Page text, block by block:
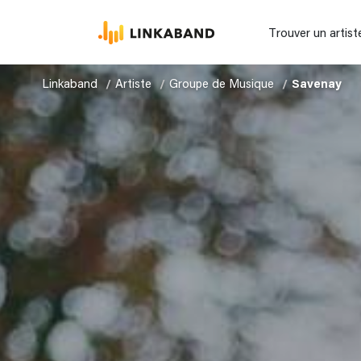
Trouver un
Linkaband Artiste Groupe de Musique Savenay